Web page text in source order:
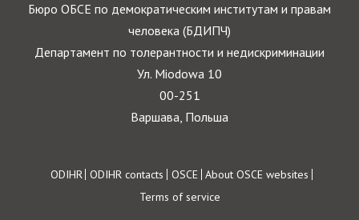
Бюро ОБСЕ по демократическим институтам и правам
человека (БДИПЧ)
Департамент по толерантности и недискриминации
Ул. Miodowa 10
00-251
Варшава, Польша
Footer
ODIHR ODIHR contacts OSCE About OSCE websites
Terms of service